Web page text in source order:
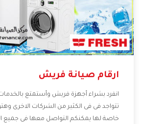
ارقام صيانة فريش
انفرد بشراء أجهزة فريش وأستمتع بالخدمات
تتواجد فى فى الكثير من الشركات الاخرى
خاصة لها يمكنكم التواصل معها فى جميع